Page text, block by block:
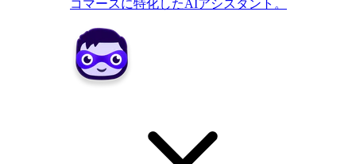
コマースに特化したAIアシスタント。